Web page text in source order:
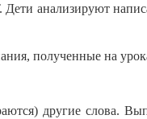
полученные на
другие слова.